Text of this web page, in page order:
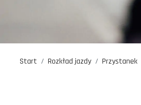
Start Rozkład jazdy Przystanek